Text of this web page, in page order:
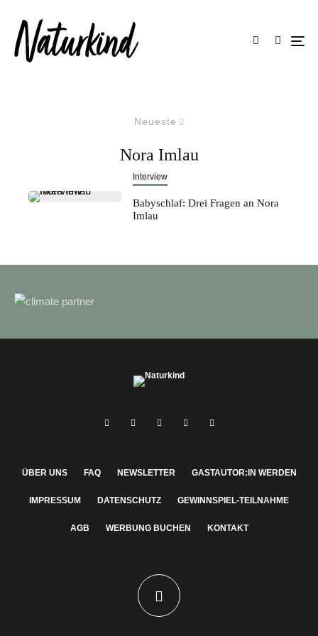
Neueste
Nora Imlau
Interview
Babyschlaf: Drei Fragen an Nora
Imlau
ÜBER UNS FAQ NEWSLETTER GASTAUTOR:IN WERDEN
IMPRESSUM DATENSCHUTZ GEWINNSPIEL-TEILNAHME
AGB WERBUNG BUCHEN KONTAKT